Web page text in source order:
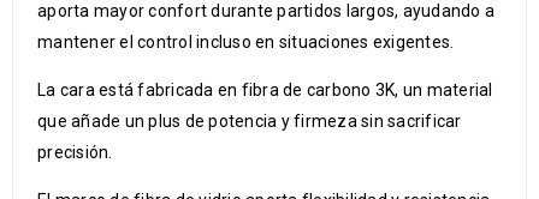
aporta mayor confort durante partidos largos, ayudando a
mantener el control incluso en situaciones exigentes.
La cara está fabricada en fibra de carbono 3K, un material
que añade un plus de potencia y firmeza sin sacrificar
precisión.